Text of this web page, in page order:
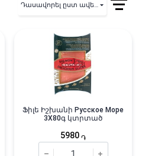
Դասավորել ըստ ավելացման
Ֆիլե Իշխանի Русское Море
3X80գ կտրտած
5980 ֏